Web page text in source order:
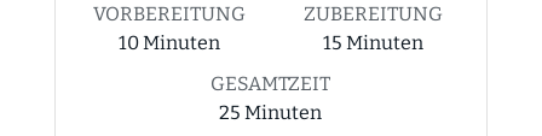
VORBEREITUNG
10Minuten
Minuten
ZUBEREITUNG
15Minuten
Minuten
GESAMTZEIT
25 Minuten
Minuten